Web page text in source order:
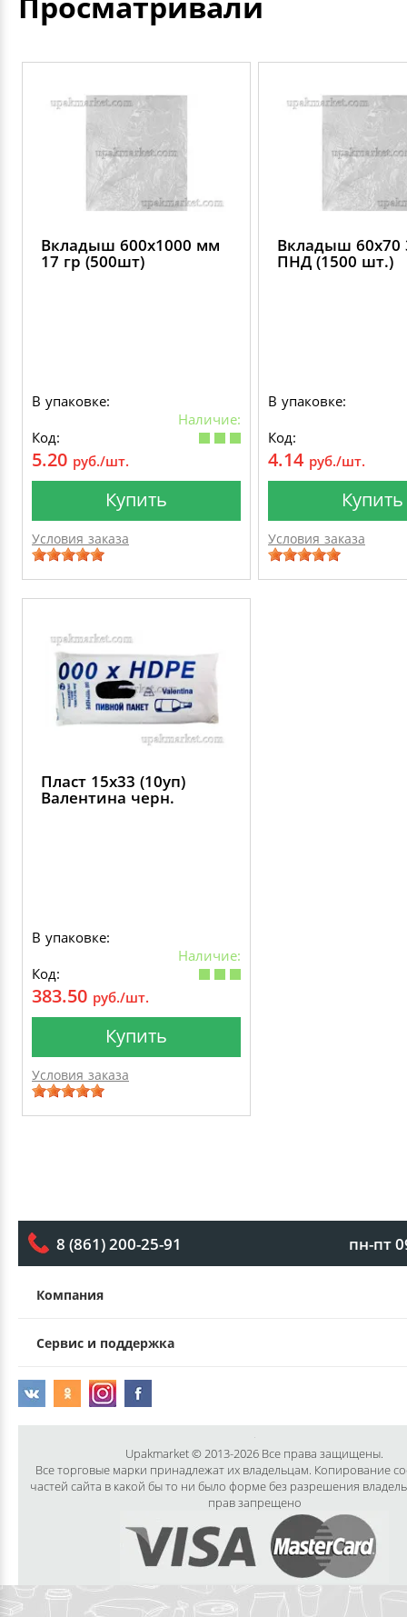
Вкладыш 600х1000 мм
17 гр (500шт)
В упаковке:
Наличие:
Код:
5.20 руб./шт.
Купить
Условия заказа
Вкладыш 60х70
ПНД (1500 шт.)
В упаковке:
Код:
4.14 руб./шт.
Купить
Условия заказа
Пласт 15х33 (10уп)
Валентина черн.
В упаковке:
Наличие:
Код:
383.50 руб./шт.
Купить
Условия заказа
8 (861) 200-25-91 пн-пт
Компания
Сервис и поддержка
Upakmarket © 2013-2026 Все права защищены.
Все торговые марки принадлежат их владельцам. Копирование
частей сайта в какой бы то ни было форме без разрешения
прав запрещено